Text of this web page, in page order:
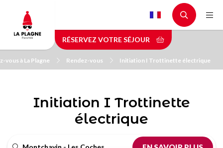
contenu
principal
RÉSERVEZ VOTRE SÉJOUR
vous à La Plagne Rendez-vous Initiation I Trottinette électrique
Initiation I Trottinette
électrique